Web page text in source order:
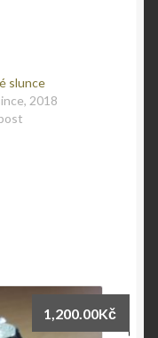
slunce
2018
1,200.00Kč